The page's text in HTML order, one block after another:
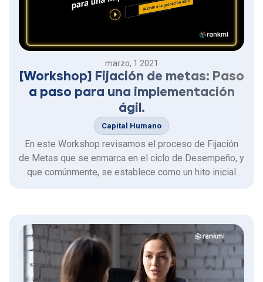
marzo, 1 2021
[Workshop] Fijación de metas: Paso
a paso para una implementación
ágil.
Capital Humano
En este Workshop revisamos el proceso de Fijación
de Metas que se enmarca en el ciclo de Desempeño, y
que comúnmente, se establece como un hito inicial
buenas prácticas y …